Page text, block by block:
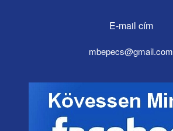
E-mail cím
mbepecs@gmail.com